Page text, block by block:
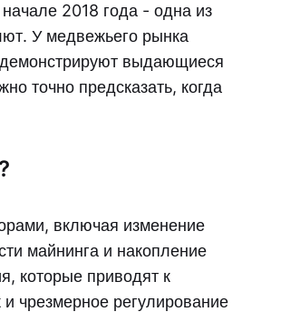
2018 года - одна из
У медвежьего рынка
выдающиеся
точно предсказать, когда
включая изменение
майнинга и накопление
которые приводят к
чрезмерное регулирование